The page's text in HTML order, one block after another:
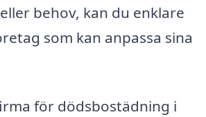
behov, kan du enklare
som kan anpassa sina
för dödsbostädning i